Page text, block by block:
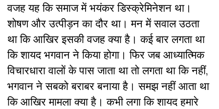
वजह यह कि समाज में भयंकर डिस्क्रेमिनेशन था।
शोषण और उत्पीड़न का दौर था। मन में सवाल उठता
था कि आखिर इसकी वजह क्या है। कई बार लगता था
कि शायद भगवान ने किया होगा। फिर जब आध्यात्मिक
विचारधारा वालों के पास जाता था तो लगता था कि नहीं,
भगवान ने सबको बराबर बनाया है। समझ नहीं आता था
कि आखिर मामला क्या है। कभी लगा कि शायद हमारे